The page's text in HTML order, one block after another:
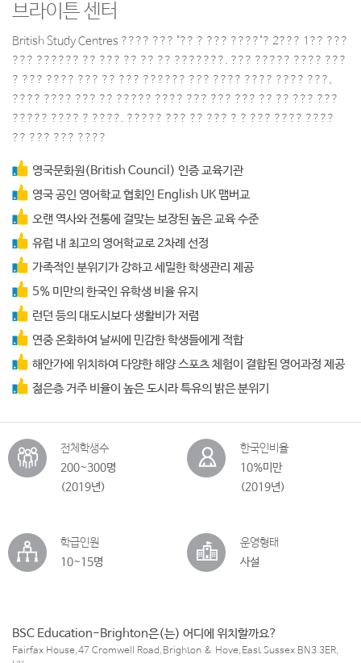
브라이튼 센터
British Study Centres ???? ??? "?? ? ??? ????"? 2??? 1?? ???
??? ?????? ?? ??? ?? ?? ?? ???????. ??? ????? ???? ???
? ??? ???? ??? ?? ??? ?????? ??? ???? ???? ???? ???,
???? ???? ??? ?? ????? ???? ??? ??? ??? ?? ?? ??? ???
????? ???? ? ????. ????? ??? ?? ??? ? ? ??? ???? ????
?? ??? ??? ????
영국문화원(British Council) 인증 교육기관
영국 공인 영어학교 협회인 English UK 맴버교
오랜 역사와 전통에 걸맞는 보장된 높은 교육 수준
유럽 내 최고의 영어학교로 2차례 선정
가족적인 분위기가 강하고 세밀한 학생관리 제공
5% 미만의 한국인 유학생 비율 유지
런던 등의 대도시보다 생활비가 저렴
연중 온화하여 날씨에 민감한 학생들에게 적합
해안가에 위치하여 다양한 해양 스포츠 체험이 결합된 영어과정 제공
젊은층 거주 비율이 높은 도시라 특유의 밝은 분위기
전체학생수
200~300명
(2019년)
한국인비율
10%미만
(2019년)
학급인원
10~15명
운영형태
사설
BSC Education-Brighton은(는) 어디에 위치할까요?
Fairfax House,47 Cromwell Road,Brighton & Hove,East Sussex BN3 3ER,